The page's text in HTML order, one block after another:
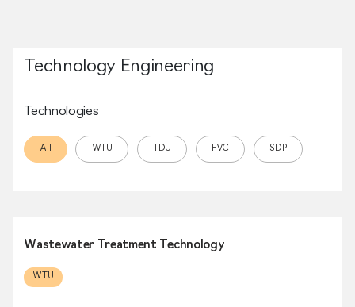
Technology Engineering
Technologies
All WTU TDU FVC SDP
Wastewater Treatment Technology
WTU